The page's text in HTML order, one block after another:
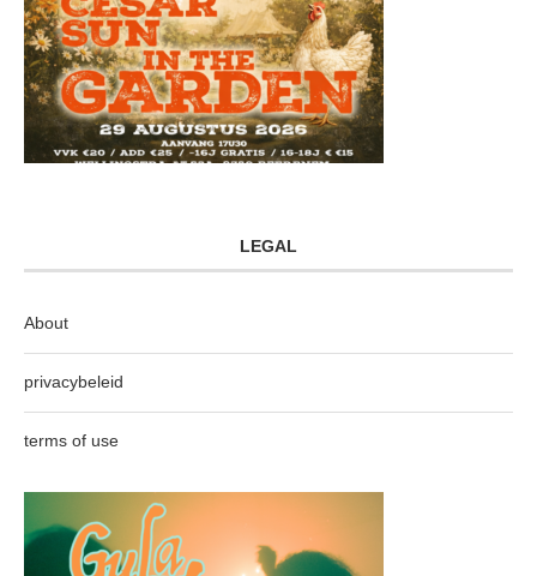
LEGAL
About
privacybeleid
terms of use